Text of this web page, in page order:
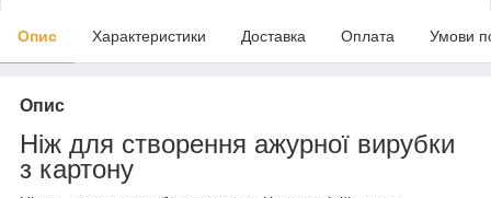
Опис Характеристики Доставка Оплата Умови
Опис
Ніж для створення ажурної вирубки
з картону